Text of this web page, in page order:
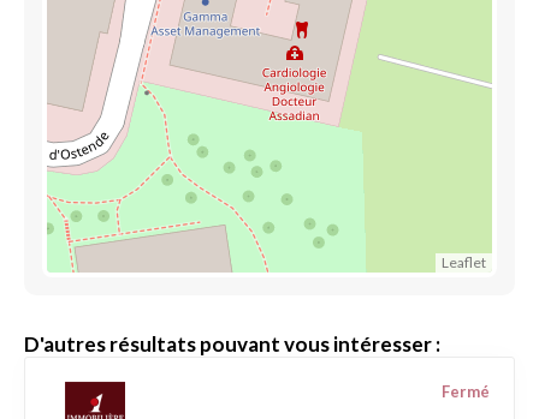
Leaflet
D'autres résultats pouvant vous intéresser :
Fermé